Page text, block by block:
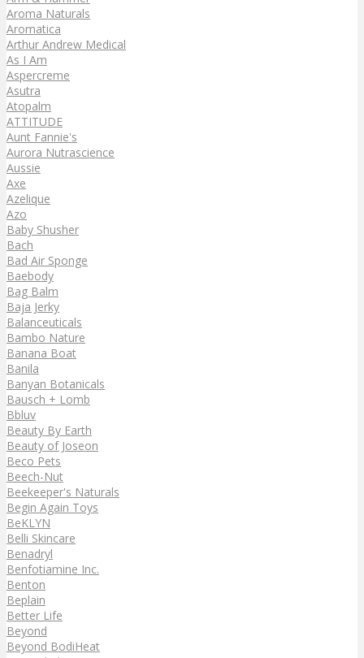
Aroma Naturals
Aromatica
Arthur Andrew Medical
As I Am
Aspercreme
Asutra
Atopalm
ATTITUDE
Aunt Fannie's
Aurora Nutrascience
Aussie
Axe
Azelique
Azo
Baby Shusher
Bach
Bad Air Sponge
Baebody
Bag Balm
Baja Jerky
Balanceuticals
Bambo Nature
Banana Boat
Banila
Banyan Botanicals
Bausch + Lomb
Bbluv
Beauty By Earth
Beauty of Joseon
Beco Pets
Beech-Nut
Beekeeper's Naturals
Begin Again Toys
BeKLYN
Belli Skincare
Benadryl
Benfotiamine Inc.
Benton
Beplain
Better Life
Beyond
Beyond BodiHeat